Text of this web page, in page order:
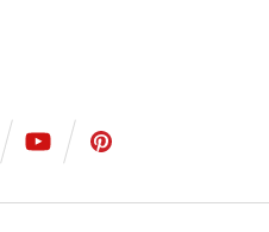
ons
ons